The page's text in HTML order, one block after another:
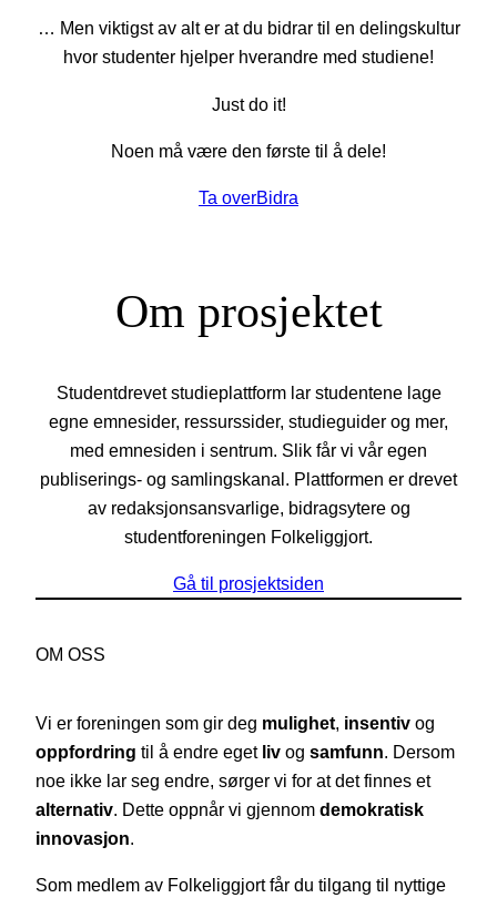
… Men viktigst av alt er at du bidrar til en delingskultur
hvor studenter hjelper hverandre med studiene!
Just do it!
Noen må være den første til å dele!
Ta overBidra
Om prosjektet
Studentdrevet studieplattform lar studentene lage
egne emnesider, ressurssider, studieguider og mer,
med emnesiden i sentrum. Slik får vi vår egen
publiserings- og samlingskanal. Plattformen er drevet
av redaksjonsansvarlige, bidragsytere og
studentforeningen Folkeliggjort.
Gå til prosjektsiden
OM OSS
Vi er foreningen som gir deg mulighet, insentiv og
oppfordring til å endre eget liv og samfunn. Dersom
noe ikke lar seg endre, sørger vi for at det finnes et
alternativ. Dette oppnår vi gjennom demokratisk
innovasjon.
Som medlem av Folkeliggjort får du tilgang til nyttige